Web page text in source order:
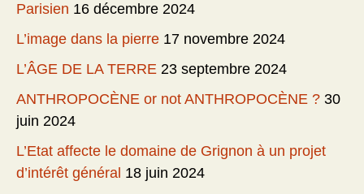
Parisien 16 décembre 2024
L’image dans la pierre 17 novembre 2024
L’ÂGE DE LA TERRE 23 septembre 2024
ANTHROPOCÈNE or not ANTHROPOCÈNE ? 30
juin 2024
L’Etat affecte le domaine de Grignon à un projet
d’intérêt général 18 juin 2024